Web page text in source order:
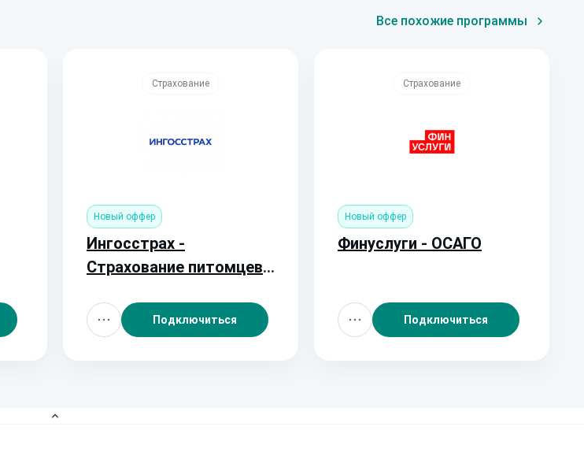
Все похожие программы
Страхование
Новый оффер
Ингосстрах -
Страхование питомцев
Подключиться
Страхование
Новый оффер
Финуслуги - ОСАГО
Подключиться